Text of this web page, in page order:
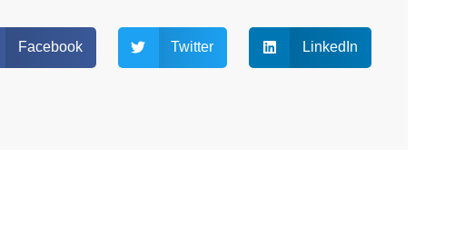
Facebook Twitter LinkedIn